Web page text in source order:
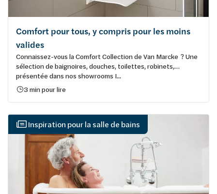
Comfort pour tous, y compris pour les moins
valides
Connaissez-vous la Comfort Collection de Van Marcke ? Une
sélection de baignoires, douches, toilettes, robinets,…
présentée dans nos showrooms I...
3 min pour lire
Inspiration pour la salle de bains